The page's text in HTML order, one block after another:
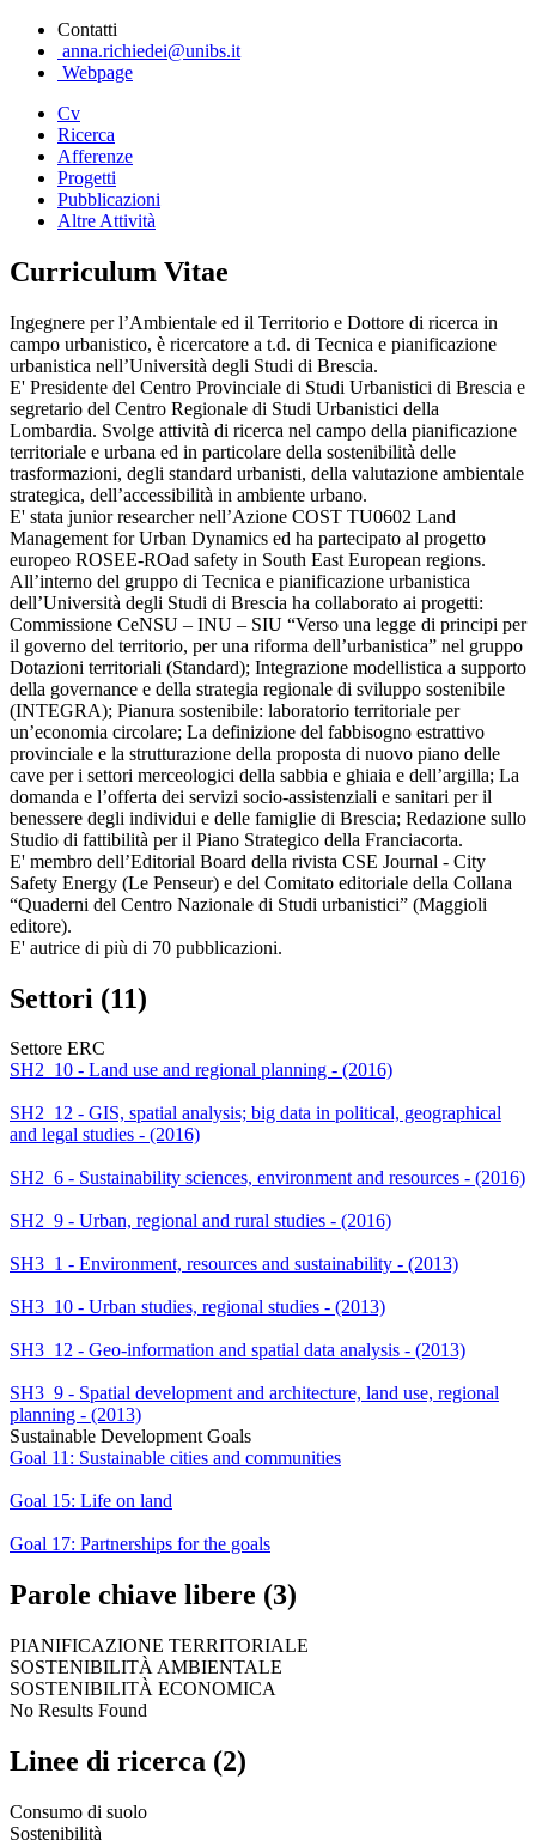
Contatti
anna.richiedei@unibs.it
Webpage
Cv
Ricerca
Afferenze
Progetti
Pubblicazioni
Altre Attività
Curriculum Vitae
Ingegnere per l’Ambientale ed il Territorio e Dottore di ricerca in
campo urbanistico, è ricercatore a t.d. di Tecnica e pianificazione
urbanistica nell’Università degli Studi di Brescia.
E' Presidente del Centro Provinciale di Studi Urbanistici di Brescia e
segretario del Centro Regionale di Studi Urbanistici della
Lombardia. Svolge attività di ricerca nel campo della pianificazione
territoriale e urbana ed in particolare della sostenibilità delle
trasformazioni, degli standard urbanisti, della valutazione ambientale
strategica, dell’accessibilità in ambiente urbano.
E' stata junior researcher nell’Azione COST TU0602 Land
Management for Urban Dynamics ed ha partecipato al progetto
europeo ROSEE-ROad safety in South East European regions.
All’interno del gruppo di Tecnica e pianificazione urbanistica
dell’Università degli Studi di Brescia ha collaborato ai progetti:
Commissione CeNSU – INU – SIU “Verso una legge di principi per
il governo del territorio, per una riforma dell’urbanistica” nel gruppo
Dotazioni territoriali (Standard); Integrazione modellistica a supporto
della governance e della strategia regionale di sviluppo sostenibile
(INTEGRA); Pianura sostenibile: laboratorio territoriale per
un’economia circolare; La definizione del fabbisogno estrattivo
provinciale e la strutturazione della proposta di nuovo piano delle
cave per i settori merceologici della sabbia e ghiaia e dell’argilla; La
domanda e l’offerta dei servizi socio-assistenziali e sanitari per il
benessere degli individui e delle famiglie di Brescia; Redazione sullo
Studio di fattibilità per il Piano Strategico della Franciacorta.
E' membro dell’Editorial Board della rivista CSE Journal - City
Safety Energy (Le Penseur) e del Comitato editoriale della Collana
“Quaderni del Centro Nazionale di Studi urbanistici” (Maggioli
editore).
E' autrice di più di 70 pubblicazioni.
Settori (11)
Settore ERC
SH2_10 - Land use and regional planning - (2016)
SH2_12 - GIS, spatial analysis; big data in political, geographical
and legal studies - (2016)
SH2_6 - Sustainability sciences, environment and resources - (2016)
SH2_9 - Urban, regional and rural studies - (2016)
SH3_1 - Environment, resources and sustainability - (2013)
SH3_10 - Urban studies, regional studies - (2013)
SH3_12 - Geo-information and spatial data analysis - (2013)
SH3_9 - Spatial development and architecture, land use, regional
planning - (2013)
Sustainable Development Goals
Goal 11: Sustainable cities and communities
Goal 15: Life on land
Goal 17: Partnerships for the goals
Parole chiave libere (3)
PIANIFICAZIONE TERRITORIALE
SOSTENIBILITÀ AMBIENTALE
SOSTENIBILITÀ ECONOMICA
No Results Found
Linee di ricerca (2)
Consumo di suolo
Sostenibilità